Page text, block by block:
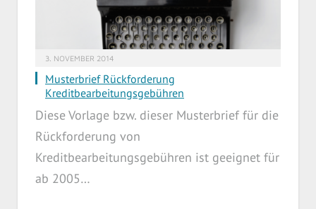
3. NOVEMBER 2014
Musterbrief Rückforderung
Kreditbearbeitungsgebühren
Diese Vorlage bzw. dieser Musterbrief für die
Rückforderung von
Kreditbearbeitungsgebühren ist geeignet für
ab 2005…